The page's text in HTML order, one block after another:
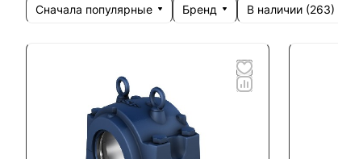
Сначала популярные Бренд В наличии (263)